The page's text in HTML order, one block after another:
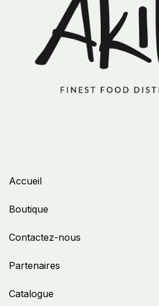
Accueil
Boutique
Contactez-nous
Partenaires
Catalogue